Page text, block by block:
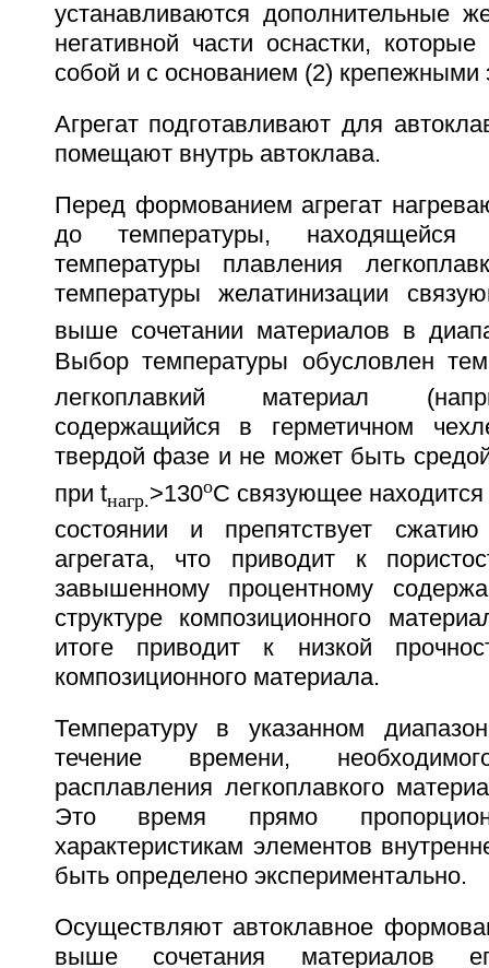
устанавливаются дополнительные
негативной части оснастки,
собой и с основанием (2) крепежными
Агрегат подготавливают для
помещают внутрь автоклава.
Перед формованием агрегат
до температуры,
температуры плавления
температуры желатинизации
выше сочетании материалов в
Выбор температуры обусловлен
легкоплавкий материал
содержащийся в герметичном
твердой фазе и не может быть
при tнагр.>130oС связующее находится
состоянии и препятствует
агрегата, что приводит к
завышенному процентному
структуре композиционного
итоге приводит к низкой
композиционного материала.
Температуру в указанном
течение времени,
расплавления легкоплавкого
Это время прямо
характеристикам элементов
быть определено экспериментально.
Осуществляют автоклавное
выше сочетания материалов